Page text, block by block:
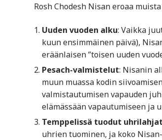
Rosh Chodesh Nisan eroaa
Uuden vuoden alku: Vaikka
kuun ensimmäinen päivä),
eräänlaisen ”toisen uuden
Pesach-valmistelut: Nisanin
muun muassa kodin
valmistautumisen vapauden
elämässään vapautumiseen ja
Temppelissä tuodut uhrilahjat
uhrien tuominen, ja koko